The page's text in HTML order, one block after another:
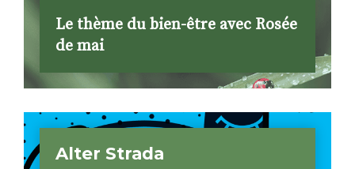
Le thème du bien-être avec Rosée
de mai
Alter Strada